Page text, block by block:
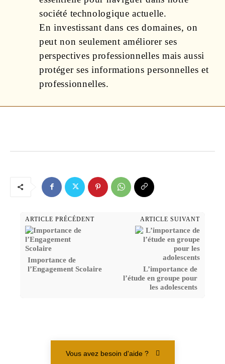
société technologique actuelle.
En investissant dans ces domaines, on
peut non seulement améliorer ses
perspectives professionnelles mais aussi
protéger ses informations personnelles et
professionnelles.
ARTICLE PRÉCÉDENT
Importance de
l’Engagement Scolaire
ARTICLE SUIVANT
L’importance de
l’étude en groupe pour
les adolescents
Vous avez besoin d'aide ?